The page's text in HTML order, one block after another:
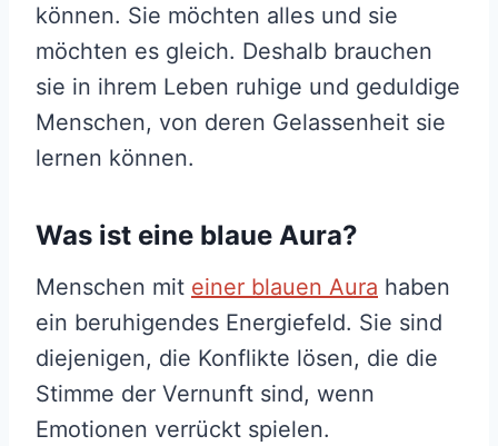
können. Sie möchten alles und sie
möchten es gleich. Deshalb brauchen
sie in ihrem Leben ruhige und geduldige
Menschen, von deren Gelassenheit sie
lernen können.
Was ist eine blaue Aura?
Menschen mit einer blauen Aura haben
ein beruhigendes Energiefeld. Sie sind
diejenigen, die Konflikte lösen, die die
Stimme der Vernunft sind, wenn
Emotionen verrückt spielen.